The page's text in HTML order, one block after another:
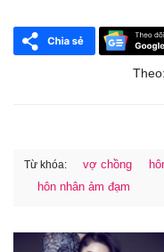
Từ khóa: vợ chồng
hôn nhân ảm đạm